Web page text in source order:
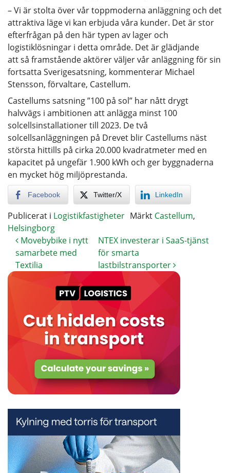
– Vi är stolta över vår toppmoderna anläggning och det
attraktiva läge vi kan erbjuda våra kunder. Det är stor
efterfrågan på den här typen av lager och
logistiklösningar i detta område. Det är glädjande
att så framstående aktörer väljer vår anläggning för sin
fortsatta Sverigesatsning, kommenterar Michael
Stensson, förvaltare, Castellum.
Castellums satsning ”100 på sol” har nått drygt
halvvägs i ambitionen att anlägga minst 100
solcellsinstallationer till 2023. De två
solcellsanläggningen på Drevet blir Castellums näst
största hittills på cirka 20.000 kvadratmeter med en
kapacitet på ungefär 1.900 kWh och ger byggnaderna
en mycket hög miljöprestanda.
Facebook Twitter/X LinkedIn
Publicerat i Logistikfastigheter Märkt Castellum,
Helsingborg
Movebybike i nytt
samarbete med
Textilia
NTEX investerar i SaaS-tjänst
för smarta
lastbilstransporter